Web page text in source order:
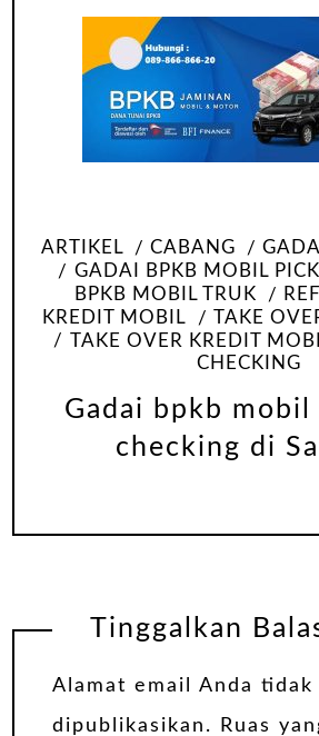
ARTIKEL CABANG
GADAI BPKB MOBIL
BPKB MOBIL TRUK
KREDIT MOBIL
TAKE
TAKE OVER KREDIT
CHECKING
Gadai bpkb mobil
checking di
Tinggalkan
Alamat email Anda tidak
dipublikasikan.
Ruas